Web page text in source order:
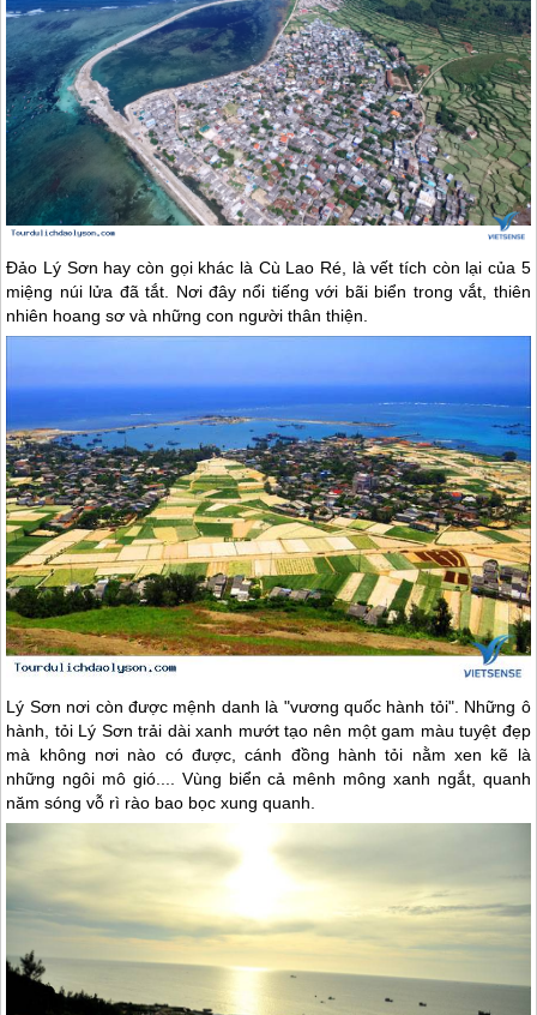
Đảo Lý Sơn hay còn gọi khác là Cù Lao Ré, là vết tích còn lại của 5
miệng núi lửa đã tắt. Nơi đây nổi tiếng với bãi biển trong vắt, thiên
nhiên hoang sơ và những con người thân thiện.
Lý Sơn nơi còn được mệnh danh là "vương quốc hành tỏi". Những ô
hành, tỏi Lý Sơn trải dài xanh mướt tạo nên một gam màu tuyệt đẹp
mà không nơi nào có được, cánh đồng hành tỏi nằm xen kẽ là
những ngôi mô gió.... Vùng biển cả mênh mông xanh ngắt, quanh
năm sóng vỗ rì rào bao bọc xung quanh.